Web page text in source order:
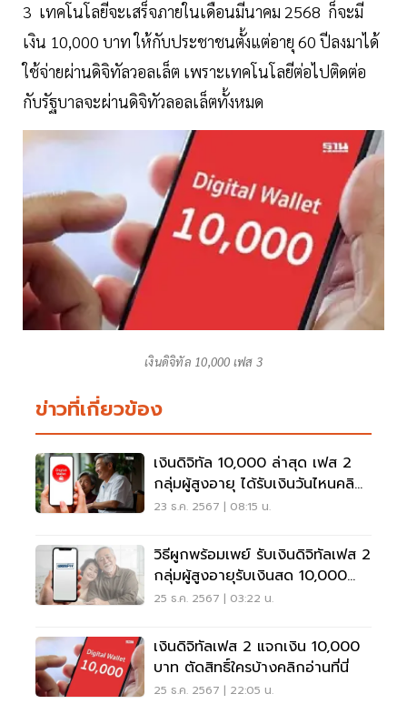
3 เทคโนโลยีจะเสร็จภายในเดือนมีนาคม 2568 ก็จะมี
เงิน 10,000 บาท ให้กับประชาชนตั้งแต่อายุ 60 ปีลงมาได้
ใช้จ่ายผ่านดิจิทัลวอลเล็ต เพราะเทคโนโลยีต่อไปติดต่อ
กับรัฐบาลจะผ่านดิจิทัวลอลเล็ตทั้งหมด
เงินดิจิทัล 10,000 เฟส 3
ข่าวที่เกี่ยวข้อง
เงินดิจิทัล 10,000 ล่าสุด เฟส 2
กลุ่มผู้สูงอายุ ได้รับเงินวันไหนคลิก
อ่านด่วน
23 ธ.ค. 2567 | 08:15 น.
วิธีผูกพร้อมเพย์ รับเงินดิจิทัลเฟส 2
กลุ่มผู้สูงอายุรับเงินสด 10,000
บาท
25 ธ.ค. 2567 | 03:22 น.
เงินดิจิทัลเฟส 2 แจกเงิน 10,000
บาท ตัดสิทธิ์ใครบ้างคลิกอ่านที่นี่
25 ธ.ค. 2567 | 22:05 น.